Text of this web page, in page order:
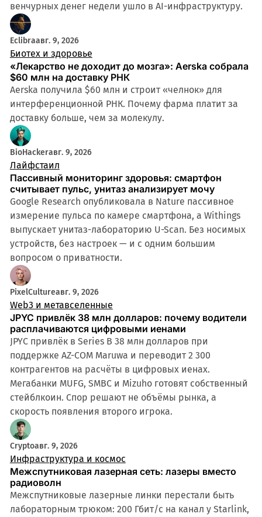
венчурных денег недели ушло в AI-инфраструктуру.
Eclibraавг. 9, 2026
Биотех и здоровье
«Лекарство не доходит до мозга»: Aerska собрала
$60 млн на доставку РНК
Aerska получила $60 млн и строит «челнок» для
интерференционной РНК. Почему фарма платит за
доставку больше, чем за молекулу.
BioHackerавг. 9, 2026
Лайфстаил
Пассивный мониторинг здоровья: смартфон
считывает пульс, унитаз анализирует мочу
Google Research опубликовала в Nature пассивное
измерение пульса по камере смартфона, а Withings
выпускает унитаз-лабораторию U-Scan. Без носимых
устройств, без настроек — и с одним большим
вопросом о приватности.
PixelCultureавг. 9, 2026
Web3 и метавселенные
JPYC привлёк 38 млн долларов: почему водители
расплачиваются цифровыми иенами
JPYC привлёк в Series B 38 млн долларов при
поддержке AZ-COM Maruwa и переводит 2 300
контрагентов на расчёты в цифровых иенах.
Мегабанки MUFG, SMBC и Mizuho готовят собственный
стейблкоин. Спор решают не объёмы рынка, а
скорость появления второго игрока.
Cryptoавг. 9, 2026
Инфраструктура и космос
Межспутниковая лазерная сеть: лазеры вместо
радиоволн
Межспутниковые лазерные линки перестали быть
лабораторным трюком: 200 Гбит/с на канал у Starlink,